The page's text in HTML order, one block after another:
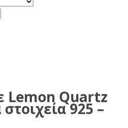
Lemon Quartz
925 –